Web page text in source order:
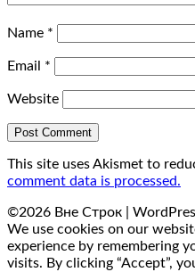
Name *
Email *
Website
This site uses Akismet to
comment data is processed.
©2026 Вне Строк |
We use cookies on our
experience by remembering
visits. By clicking “Accept”,